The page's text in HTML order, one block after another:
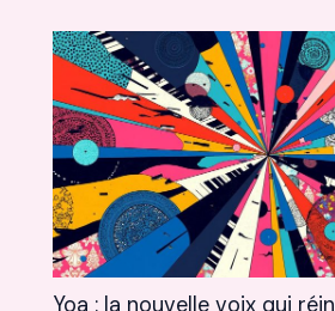
Yoa : la nouvelle voix qui